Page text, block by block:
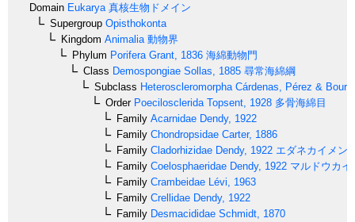
Domain Eukarya 真核生物ドメイン
Supergroup Opisthokonta
Kingdom Animalia 動物界
Phylum Porifera Grant, 1836 海綿動物門
Class Demospongiae Sollas, 1885 尋常海綿綱
Subclass Heteroscleromorpha Cárdenas, Pérez &
OrderPoecilosclerida Topsent, 1928 多骨海綿目
Family Acarnidae Dendy, 1922
Family Chondropsidae Carter, 1886
Family Cladorhizidae Dendy, 1922 エダネカイメン
Family Coelosphaeridae Dendy, 1922 マルドウカイ
Family Crambeidae Lévi, 1963
Family Crellidae Dendy, 1922
Family Desmacididae Schmidt, 1870